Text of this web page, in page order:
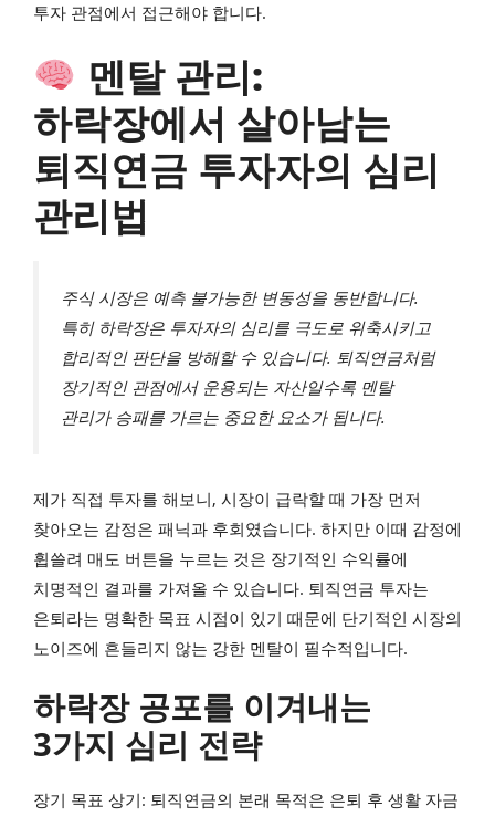
투자 관점에서 접근해야 합니다.
멘탈 관리:
하락장에서 살아남는
퇴직연금 투자자의 심리
관리법
주식 시장은 예측 불가능한 변동성을 동반합니다.
특히 하락장은 투자자의 심리를 극도로 위축시키고
합리적인 판단을 방해할 수 있습니다. 퇴직연금처럼
장기적인 관점에서 운용되는 자산일수록 멘탈
관리가 승패를 가르는 중요한 요소가 됩니다.
제가 직접 투자를 해보니, 시장이 급락할 때 가장 먼저
찾아오는 감정은 패닉과 후회였습니다. 하지만 이때 감정에
휩쓸려 매도 버튼을 누르는 것은 장기적인 수익률에
치명적인 결과를 가져올 수 있습니다. 퇴직연금 투자는
은퇴라는 명확한 목표 시점이 있기 때문에 단기적인 시장의
노이즈에 흔들리지 않는 강한 멘탈이 필수적입니다.
하락장 공포를 이겨내는
3가지 심리 전략
장기 목표 상기: 퇴직연금의 본래 목적은 은퇴 후 생활 자금